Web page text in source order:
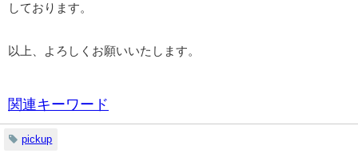
しております。
以上、よろしくお願いいたします。
関連キーワード
pickup